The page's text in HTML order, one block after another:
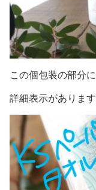
この個包装の部分に
詳細表示があります